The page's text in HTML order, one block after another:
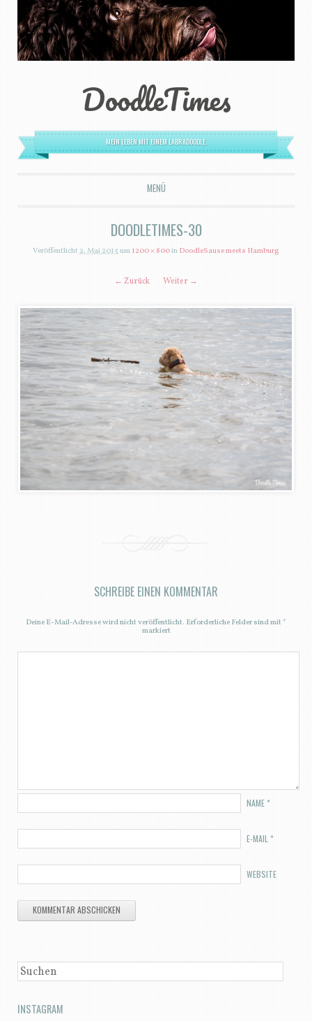
DoodleTimes
MEIN LEBEN MIT EINEM LABRADOODLE.
MENÜ
ZUM INHALT SPRINGEN
DOODLETIMES-30
Veröffentlicht2. Mai 2015um1200 × 800inDoodleSause meets Hamburg
← Zurück Weiter →
SCHREIBE EINEN KOMMENTAR
Deine E-Mail-Adresse wird nicht veröffentlicht. Erforderliche Felder sind mit*
markiert
NAME*
E-MAIL *
WEBSITE
SUCHEN
INSTAGRAM